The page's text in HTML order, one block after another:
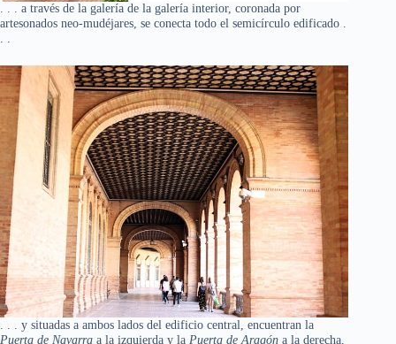
. . . a través de la galería de la galería interior, coronada por
artesonados neo-mudéjares, se conecta todo el semicírculo edificado .
. .
. . . y situadas a ambos lados del edificio central, encuentran la
Puerta de Navarra a la izquierda y la Puerta de Aragón a la derecha,